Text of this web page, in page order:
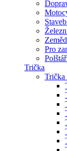
Pro
Trička
Trička